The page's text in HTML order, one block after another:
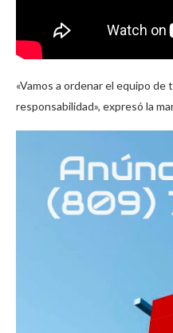
«Vamos a ordenar el equipo
responsabilidad», expresó la